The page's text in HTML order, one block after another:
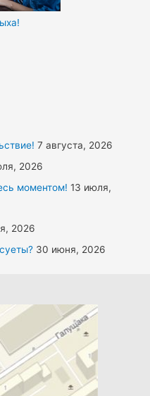
7 августа, 2026
2026
моментом! 13 июля,
2026
30 июня, 2026